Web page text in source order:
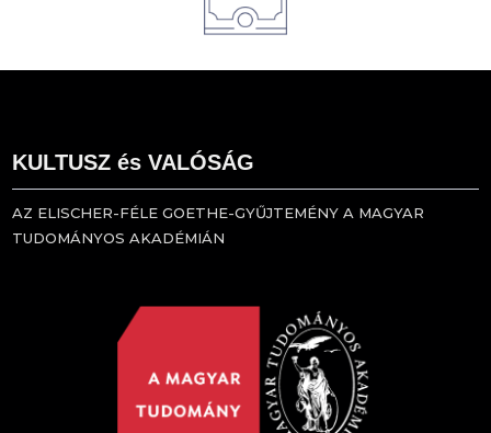
KULTUSZ és VALÓSÁG
AZ ELISCHER-FÉLE GOETHE-GYŰJTEMÉNY A MAGYAR
TUDOMÁNYOS AKADÉMIÁN